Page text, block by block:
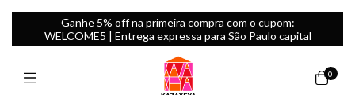
Ganhe 5% off na primeira compra com o cupom:
WELCOME5 | Entrega expressa para São Paulo capital
0